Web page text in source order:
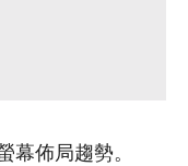
佈局趨勢。